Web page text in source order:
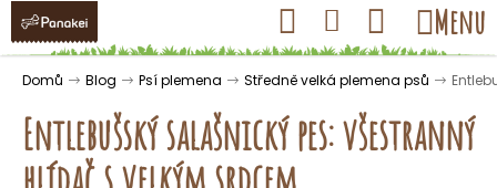
Přejít
obsah
Hledat Přihlášení
Nákupní
košík
Menu
Domů Blog Psí plemena Středně velká plemena psů
Entlebušský salašnický pes: všestranný
K
o Zpět
Zpět